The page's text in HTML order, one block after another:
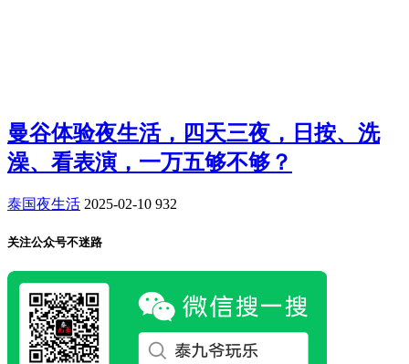
曼谷体验夜生活，四天三夜，日按、洗
澡、看表演，一万五够不够？
泰国夜生活 2025-02-10 932
关注公众号不迷路